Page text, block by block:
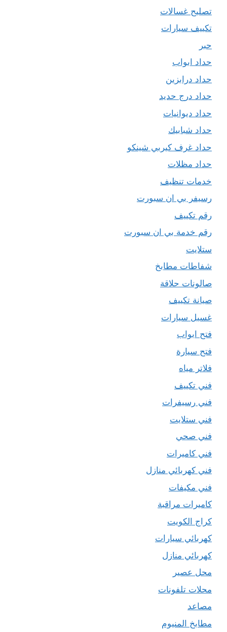
تصليح غسالات
تكييف سيارات
حبر
حداد ابواب
حداد درابزين
حداد درج حديد
حداد ديوانيات
حداد شبابيك
حداد غرف كيربي شينكو
حداد مظلات
خدمات تنظيف
رسيفر بي ان سبورت
رقم تكييف
رقم خدمة بي ان سبورت
ستلايت
شفاطات مطابخ
صالونات حلاقة
صيانة تكييف
غسيل سيارات
فتح ابواب
فتح سيارة
فلاتر مياه
فني تكييف
فني رسيفرات
فني ستلايت
فني صحي
فني كاميرات
فني كهربائي منازل
فني مكيفات
كاميرات مراقبة
كراج الكويت
كهربائي سيارات
كهربائي منازل
محل عصير
محلات تلفونات
مصاعد
مطابخ المنيوم